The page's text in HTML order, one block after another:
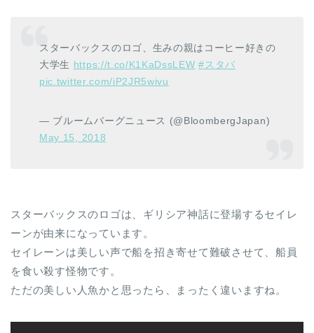
スターバックスのロゴ、生みの親はコーヒー好きの
大学生 https://t.co/K1KaDssLEW #スタバ
pic.twitter.com/iP2JR5wivu
— ブルームバーグニュース (@BloombergJapan)
May 15, 2018
スターバックスのロゴは、ギリシア神話に登場するセイレ
ーンが由来になっています。
セイレーンは美しい声で船を招き寄せて難破させて、船員
を食い殺す怪物です。
ただの美しい人魚かと思ったら、まったく違いますね。